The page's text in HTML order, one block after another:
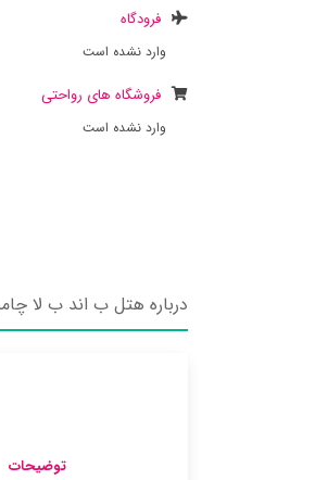
فرودگاه
وارد نشده است
فروشگاه های رواحتی
وارد نشده است
درباره هتل ب اند ب لا
توضیحات